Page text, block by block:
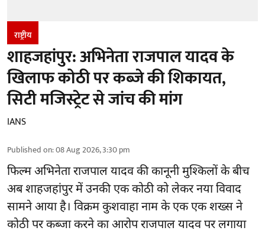
राष्ट्रीय
शाहजहांपुर: अभिनेता राजपाल यादव के
खिलाफ कोठी पर कब्जे की शिकायत,
सिटी मजिस्ट्रेट से जांच की मांग
IANS
Published on:08 Aug 2026, 3:30 pm
फिल्म अभिनेताराजपाल यादवकी कानूनी मुश्किलों के बीच
अब शाहजहांपुर में उनकी एक कोठी को लेकर नया विवाद
सामने आया है। विक्रम कुशवाहा नाम के एक एक शख्स ने
कोठी पर कब्जा करने का आरोप राजपाल यादव पर लगाया